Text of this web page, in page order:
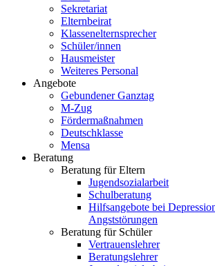
Sekretariat
Elternbeirat
Klassenelternsprecher
Schüler/innen
Hausmeister
Weiteres Personal
Angebote
Gebundener Ganztag
M-Zug
Fördermaßnahmen
Deutschklasse
Mensa
Beratung
Beratung für Eltern
Jugendsozialarbeit
Schulberatung
Hilfsangebote bei
Angststörungen
Beratung für Schüler
Vertrauenslehrer
Beratungslehrer